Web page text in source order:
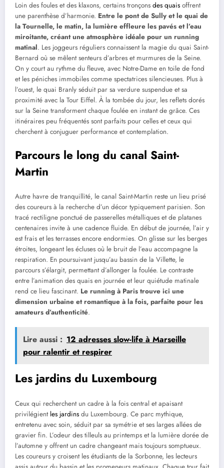
Loin des foules et des klaxons, certains tronçons des quais offrent
une parenthèse d’harmonie. Entre le pont de Sully et le quai de
la Tournelle, le matin, la lumière effleure les pavés et l’eau
miroitante, créant une atmosphère idéale pour un running
matinal. Les joggeurs réguliers connaissent la magie du quai Saint-
Bernard où se mêlent senteurs d’arbres et murmures de la Seine.
On y court au rythme du fleuve, avec Notre-Dame en toile de fond
et les péniches immobiles comme spectatrices silencieuses. Plus à
l’ouest, le quai Branly séduit par sa verdure suspendue et sa
proximité avec la Tour Eiffel. À la tombée du jour, les reflets dorés
sur la Seine transforment chaque foulée en instant de grâce. Ces
itinéraires peu fréquentés sont parfaits pour celles et ceux qui
cherchent à conjuguer performance et contemplation.
Parcours le long du canal Saint-
Martin
Autre havre de tranquillité, le canal Saint-Martin reste un lieu prisé
des coureurs à la recherche d’un décor typiquement parisien. Son
tracé rectiligne ponctué de passerelles métalliques et de platanes
centenaires invite à une cadence fluide. En début de journée, l’air y
est frais et les terrasses encore endormies. On glisse sur les berges
étroites, longeant les écluses où le bruit de l’eau accompagne la
respiration. En poursuivant jusqu’au bassin de la Villette, le
parcours s’élargit, permettant d’allonger la foulée. Le contraste
entre l’animation des quais en journée et leur quiétude matinale
rend ce lieu fascinant. Le running à Paris trouve ici une
dimension urbaine et romantique à la fois, parfaite pour les
amateurs d’authenticité.
Lire aussi : 12 adresses slow-life à Marseille
pour ralentir et respirer
Les jardins du Luxembourg
Ceux qui recherchent un cadre à la fois central et apaisant
privilégient les jardins du Luxembourg. Ce parc mythique,
entretenu avec soin, séduit par sa symétrie et ses larges allées de
gravier fin. L’odeur des tilleuls au printemps et la lumière dorée de
l’automne y offrent un cadre changeant mais toujours somptueux.
Les coureurs y croisent les étudiants de la Sorbonne, les lecteurs